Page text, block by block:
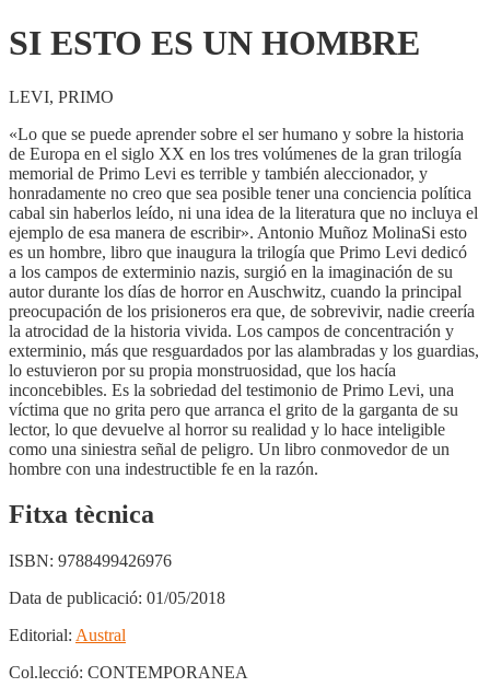
SI ESTO ES UN HOMBRE
LEVI, PRIMO
«Lo que se puede aprender sobre el ser humano y sobre la historia
de Europa en el siglo XX en los tres volúmenes de la gran trilogía
memorial de Primo Levi es terrible y también aleccionador, y
honradamente no creo que sea posible tener una conciencia política
cabal sin haberlos leído, ni una idea de la literatura que no incluya el
ejemplo de esa manera de escribir». Antonio Muñoz MolinaSi esto
es un hombre, libro que inaugura la trilogía que Primo Levi dedicó
a los campos de exterminio nazis, surgió en la imaginación de su
autor durante los días de horror en Auschwitz, cuando la principal
preocupación de los prisioneros era que, de sobrevivir, nadie creería
la atrocidad de la historia vivida. Los campos de concentración y
exterminio, más que resguardados por las alambradas y los guardias,
lo estuvieron por su propia monstruosidad, que los hacía
inconcebibles. Es la sobriedad del testimonio de Primo Levi, una
víctima que no grita pero que arranca el grito de la garganta de su
lector, lo que devuelve al horror su realidad y lo hace inteligible
como una siniestra señal de peligro. Un libro conmovedor de un
hombre con una indestructible fe en la razón.
Fitxa tècnica
ISBN: 9788499426976
Data de publicació: 01/05/2018
Editorial: Austral
Col.lecció: CONTEMPORANEA